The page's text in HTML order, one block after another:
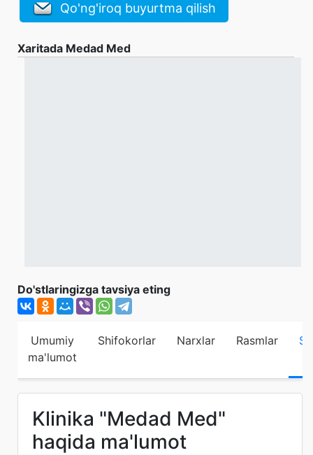
Qo'ng'iroq buyurtma qilish
Xaritada Medad Med
Do'stlaringizga tavsiya eting
Umumiy
ma'lumot
Shifokorlar Narxlar Rasmlar
Klinika "Medad Med"
haqida ma'lumot